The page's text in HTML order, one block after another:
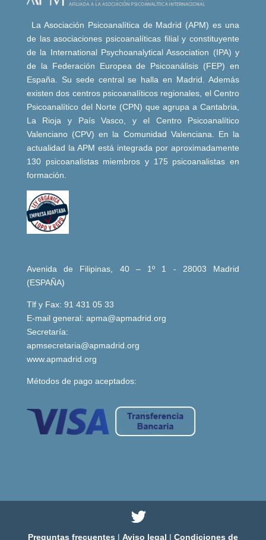
La Asociación Psicoanalítica de Madrid (APM) es una
de las asociaciones psicoanalíticas filial y constituyente
de la International Psychoanalytical Association (IPA) y
de la Federación Europea de Psicoanálisis (FEP) en
España. Su sede central se halla en Madrid. Además
existen dos centros psicoanalíticos regionales, el Centro
Psicoanalítico del Norte (CPN) que agrupa a Cantabria,
La Rioja y País Vasco, y el Centro Psicoanalítico
Valenciano (CPV) en la Comunidad Valenciana. En la
actualidad la APM está integrada por aproximadamente
130 psicoanalistas miembros y 175 psicoanalistas en
formación.
Avenida de Filipinas, 40 – 1º 1 - 28003 Madrid
(ESPAÑA)
Tlf y Fax: 91 431 05 33
E-mail general: apma@apmadrid.org
Secretaría:
apmsecretaria@apmadrid.org
www.apmadrid.org
Métodos de pago aceptados:
Preguntas frecuentes | Aviso legal | Condiciones de